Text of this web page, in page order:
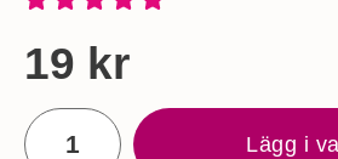
Handla denna produkt Hjärta lila
pris
19 kr
antal
Lägg i